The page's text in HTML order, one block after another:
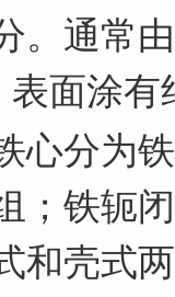
。通常
表面涂
心分为
；铁轭
和壳式